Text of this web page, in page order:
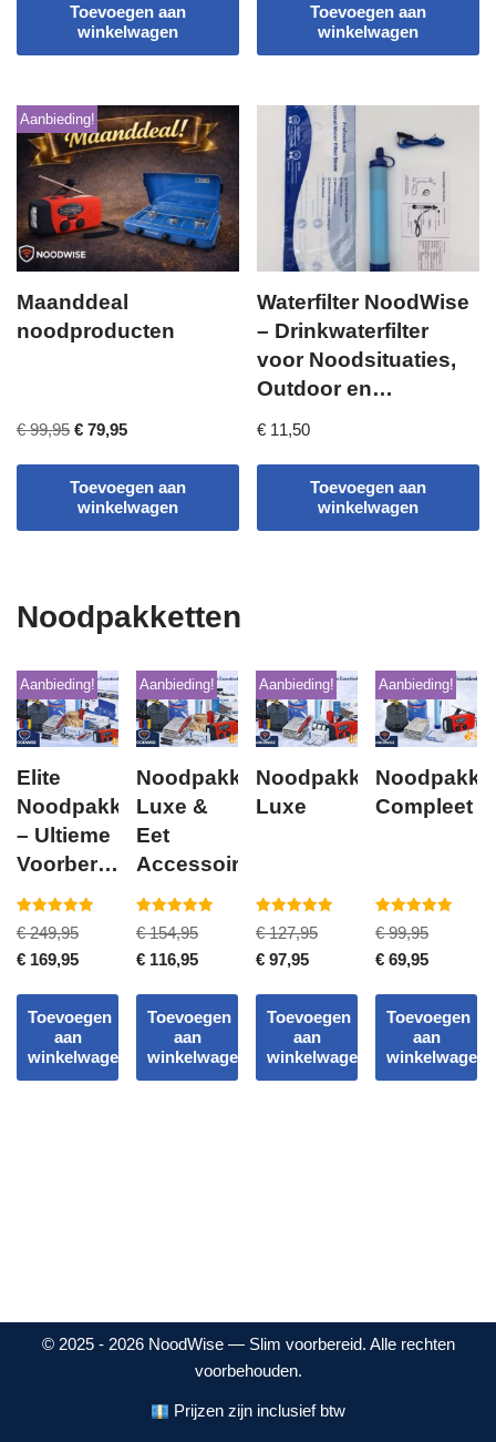
Toevoegen aan
winkelwagen
Toevoegen aan
winkelwagen
Aanbieding!
Maanddeal
noodproducten
€99,95 € 79,95
Toevoegen aan
winkelwagen
Waterfilter NoodWise
– Drinkwaterfilter
voor Noodsituaties,
Outdoor en
Stroomuitval
€ 11,50
Toevoegen aan
winkelwagen
Noodpakketten
Aanbieding!
Elite
Noodpakket
– Ultieme
Voorbereiding
voor
Noodsituaties
Gewaardeerd
5.00
uit 5
€249,95
€ 169,95
Toevoegen
aan
winkelwagen
Aanbieding!
Noodpakket
Luxe &
Eet
Accessoires
Gewaardeerd
5.00
uit 5
€154,95
€ 116,95
Toevoegen
aan
winkelwagen
Aanbieding!
Noodpakket
Luxe
Gewaardeerd
5.00
uit 5
€127,95
€ 97,95
Toevoegen
aan
winkelwagen
Aanbieding!
Compleet
Gewaardeerd
5.00
uit 5
€99,95
€ 69,95
Toevoegen
aan
winkelwagen
© 2025 - 2026 NoodWise — Slim voorbereid. Alle rechten
voorbehouden.
Prijzen zijn inclusief btw